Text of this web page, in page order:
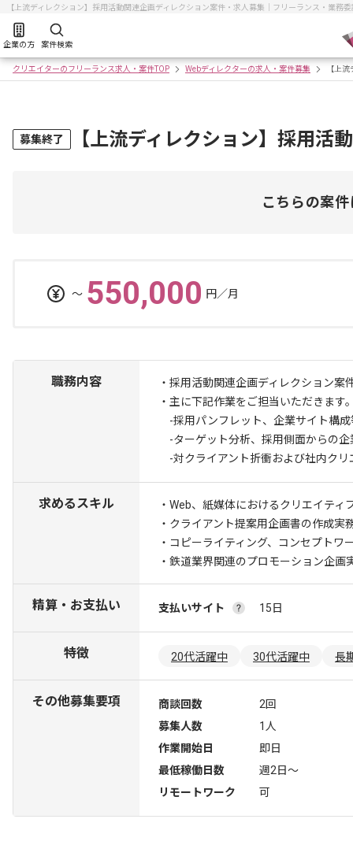
【上流ディレクション】採用活動関連企画ディレクション案件・求人募集｜フリーランス・業務
企業の方 案件検索
クリエイターのフリーランス求人・案件TOP Webディレクターの求人・案件募集 【上
募集終了 【上流ディレクション】採用活
こちらの案
〜 550,000 円／月
職務内容
・採用活動関連企画ディレクション案
・主に下記作業をご担当いただきます
-採用パンフレット、企業サイト構
-ターゲット分析、採用側面からの企
-対クライアント折衝および社内クリ
求めるスキル
・Web、紙媒体におけるクリエイテ
・クライアント提案用企画書の作成実
・コピーライティング、コンセプトワ
・鉄道業界関連のプロモーション企画
精算・お支払い 支払いサイト 15日
特徴 20代活躍中 30代活躍中 長
その他募集要項 商談回数
2回
募集人数
1人
作業開始日
即日
最低稼働日数
週2日〜
リモートワーク
可